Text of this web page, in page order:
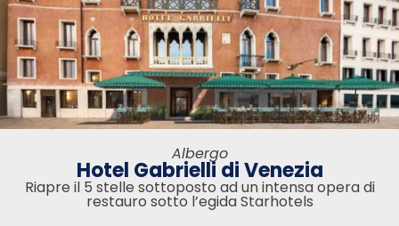
Albergo
Hotel Gabrielli di Venezia
Riapre il 5 stelle sottoposto ad un intensa opera di
restauro sotto l’egida Starhotels